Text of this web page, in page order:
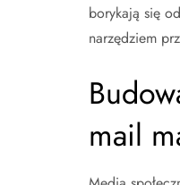
borykają się
narzędziem
mail